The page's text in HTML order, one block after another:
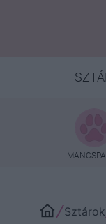
Sztárok